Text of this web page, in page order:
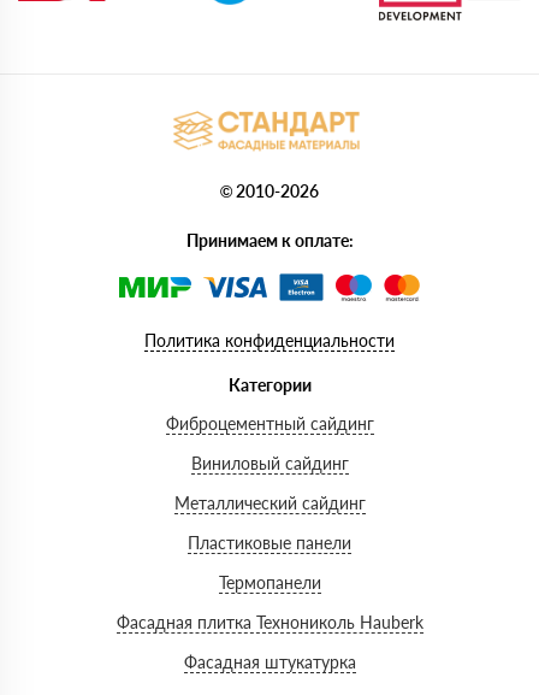
© 2010-2026
Принимаем к оплате:
Политика конфиденциальности
Категории
Фиброцементный сайдинг
Виниловый сайдинг
Металлический сайдинг
Пластиковые панели
Термопанели
Фасадная плитка Технониколь Hauberk
Фасадная штукатурка